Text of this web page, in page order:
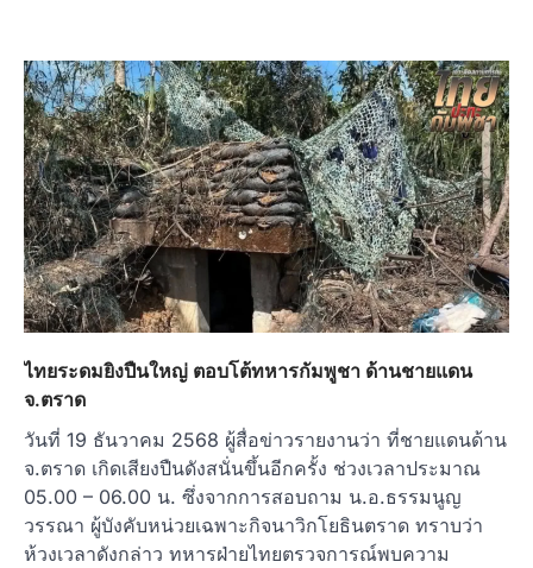
ไทยระดมยิงปืนใหญ่ ตอบโต้ทหารกัมพูชา ด้านชายแดน
จ.ตราด
วันที่ 19 ธันวาคม 2568 ผู้สื่อข่าวรายงานว่า ที่ชายแดนด้าน
จ.ตราด เกิดเสียงปืนดังสนั่นขึ้นอีกครั้ง ช่วงเวลาประมาณ
05.00 – 06.00 น. ซึ่งจากการสอบถาม น.อ.ธรรมนูญ
วรรณา ผู้บังคับหน่วยเฉพาะกิจนาวิกโยธินตราด ทราบว่า
ห้วงเวลาดังกล่าว ทหารฝ่ายไทยตรวจการณ์พบความ